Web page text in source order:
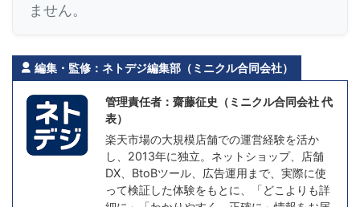
ません。
編集・監修：ネトデジ編集部（ミニクル合同会社）
管理責任者：齋藤征史（ミニクル合同会社 代
表）
楽天市場の大規模店舗での運営経験を活か
し、2013年に独立。ネットショップ、店舗
DX、BtoBツール、広告運用まで、実際に使
って検証した体験をもとに、「どこよりも詳